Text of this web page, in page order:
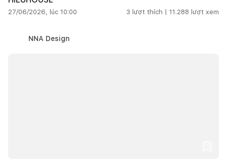
27/06/2026, lúc 10:00 3 lượt thích | 11.288 lượt xem
NNA Design